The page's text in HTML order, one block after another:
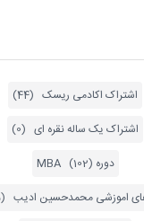
اشتراک اکادمی ریسک (44)
اشتراک یک ساله نقره ای (0)
دوره MBA (102)
اموزشی محمدحسین ادیب (165)